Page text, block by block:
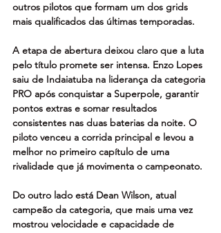
outros pilotos que formam um dos grids
mais qualificados das últimas temporadas.
A etapa de abertura deixou claro que a luta
pelo título promete ser intensa. Enzo Lopes
saiu de Indaiatuba na liderança da categoria
PRO após conquistar a Superpole, garantir
pontos extras e somar resultados
consistentes nas duas baterias da noite. O
piloto venceu a corrida principal e levou a
melhor no primeiro capítulo de uma
rivalidade que já movimenta o campeonato.
Do outro lado está Dean Wilson, atual
campeão da categoria, que mais uma vez
mostrou velocidade e capacidade de